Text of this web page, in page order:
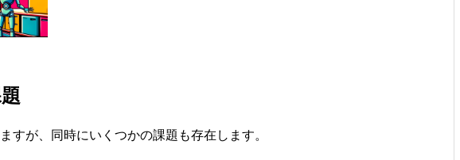
すが、同時にいくつかの課題も存在します。